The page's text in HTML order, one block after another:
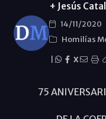
+ Jesús
14/11/2020
Homilías
X
75